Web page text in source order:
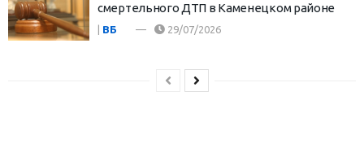
смертельного ДТП в Каменецком районе
ВБ 29/07/2026